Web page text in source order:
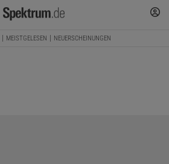
MEISTGELESEN NEUERSCHEINUNGEN